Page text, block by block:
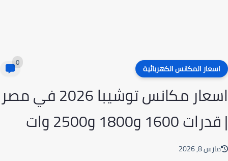
المكانس الكهربائية
اسعار مكانس توشيبا 2026 في مصر
و1800 و2500 وات
8, 2026